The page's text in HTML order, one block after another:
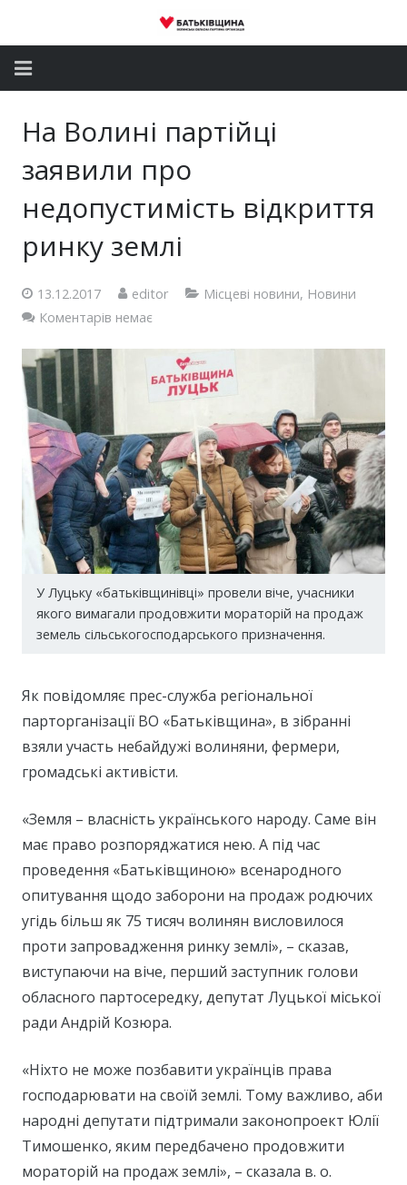
Депутатський корпус
Контакти
На Волині партійці
заявили про
недопустимість відкриття
ринку землі
13.12.2017 editor Місцеві новини, Новини
Коментарів немає
У Луцьку «батьківщинівці» провели віче, учасники
якого вимагали продовжити мораторій на продаж
земель сільськогосподарського призначення.
Як повідомляє прес-служба регіональної
парторганізації ВО «Батьківщина», в зібранні
взяли участь небайдужі волиняни, фермери,
громадські активісти.
«Земля – власність українського народу. Саме він
має право розпоряджатися нею. А під час
проведення «Батьківщиною» всенародного
опитування щодо заборони на продаж родючих
угідь більш як 75 тисяч волинян висловилося
проти запровадження ринку землі», – сказав,
виступаючи на віче, перший заступник голови
обласного партосередку, депутат Луцької міської
ради Андрій Козюра.
«Ніхто не може позбавити українців права
господарювати на своїй землі. Тому важливо, аби
народні депутати підтримали законопроект Юлії
Тимошенко, яким передбачено продовжити
мораторій на продаж землі», – сказала в. о.